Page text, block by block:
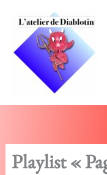
contenu
Playlist «